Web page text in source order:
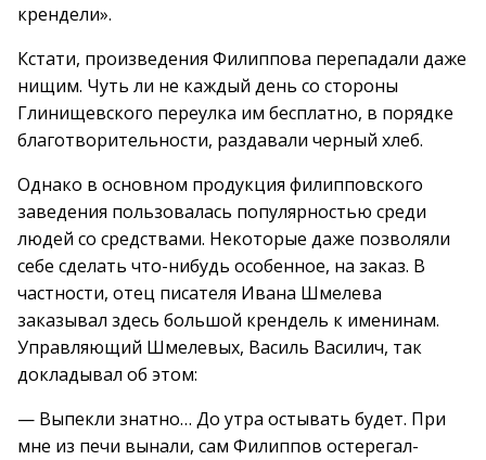
крендели».
Кстати, произведения Филиппова перепадали даже
нищим. Чуть ли не каждый день со стороны
Глинищевского переулка им бесплатно, в порядке
благотворительности, раздавали черный хлеб.
Однако в основном продукция филипповского
заведения пользовалась популярностью среди
людей со средствами. Некоторые даже позволяли
себе сделать что-нибудь особенное, на заказ. В
частности, отец писателя Ивана Шмелева
заказывал здесь большой крендель к именинам.
Управляющий Шмелевых, Василь Василич, так
докладывал об этом:
— Выпекли знатно… До утра остывать будет. При
мне из печи вынали, сам Филиппов остерегал-